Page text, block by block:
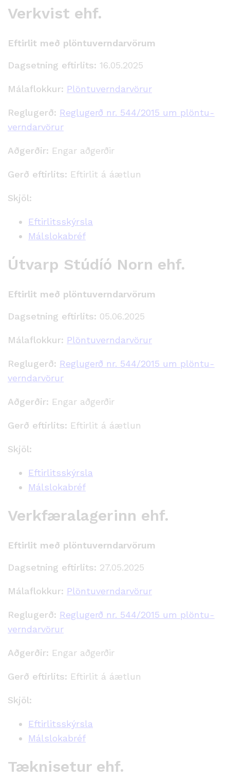
Verkvist ehf.
Eftirlit með plöntuverndarvörum
Dagsetning eftirlits: 16.05.2025
Málaflokkur: Plöntuverndarvörur
Reglugerð: Reglugerð nr. 544/2015 um plöntu­
verndar­vörur
Aðgerðir: Engar aðgerðir
Gerð eftirlits: Eftirlit á áætlun
Skjöl:
Eftirlitsskýrsla
Málslokabréf
Útvarp Stúdíó Norn ehf.
Eftirlit með plöntuverndarvörum
Dagsetning eftirlits: 05.06.2025
Málaflokkur: Plöntuverndarvörur
Reglugerð: Reglugerð nr. 544/2015 um plöntu­
verndar­vörur
Aðgerðir: Engar aðgerðir
Gerð eftirlits: Eftirlit á áætlun
Skjöl:
Eftirlitsskýrsla
Málslokabréf
Verkfæralagerinn ehf.
Eftirlit með plöntuverndarvörum
Dagsetning eftirlits: 27.05.2025
Málaflokkur: Plöntuverndarvörur
Reglugerð: Reglugerð nr. 544/2015 um plöntu­
verndar­vörur
Aðgerðir: Engar aðgerðir
Gerð eftirlits: Eftirlit á áætlun
Skjöl:
Eftirlitsskýrsla
Málslokabréf
Tæknisetur ehf.